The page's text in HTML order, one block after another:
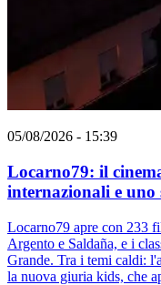
05/08/2026 - 15:39
Locarno79: il
internazionali e
Locarno79 apre con 233
Argento e Saldaña, e i
Grande. Tra i temi caldi:
la nuova giuria kids, che